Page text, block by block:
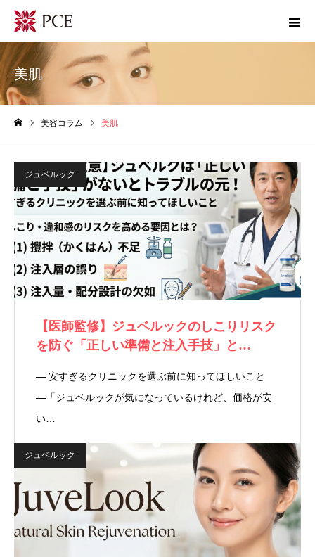
美肌
美容コラム 美肌
ジュベルック
【医師監修】ジュベルックのしこりリスク
を防ぐ「正しい準備と注入手技」と…
― 安すぎるクリニックを選ぶ前に知ってほしいこと
―「ジュベルックが気になっているけれど、価格が安
い…
ジュベルック